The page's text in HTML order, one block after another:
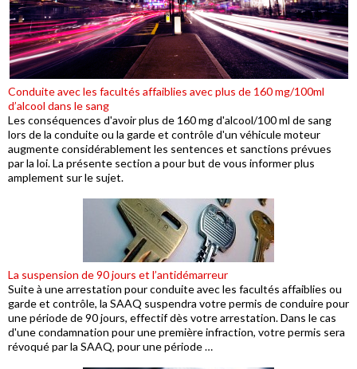
Conduite avec les facultés affaiblies avec plus de 160 mg/100ml
d’alcool dans le sang
Les conséquences d'avoir plus de 160 mg d'alcool/100 ml de sang
lors de la conduite ou la garde et contrôle d'un véhicule moteur
augmente considérablement les sentences et sanctions prévues
par la loi. La présente section a pour but de vous informer plus
amplement sur le sujet.
La suspension de 90 jours et l’antidémarreur
Suite à une arrestation pour conduite avec les facultés affaiblies ou
garde et contrôle, la SAAQ suspendra votre permis de conduire pour
une période de 90 jours, effectif dès votre arrestation. Dans le cas
d'une condamnation pour une première infraction, votre permis sera
révoqué par la SAAQ, pour une période …